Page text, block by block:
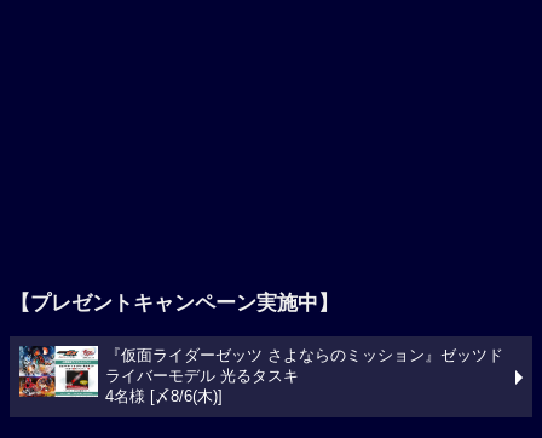
【プレゼントキャンペーン実施中】
『仮面ライダーゼッツ さよならのミッション』ゼッツド
ライバーモデル 光るタスキ
4名様 [〆8/6(木)]